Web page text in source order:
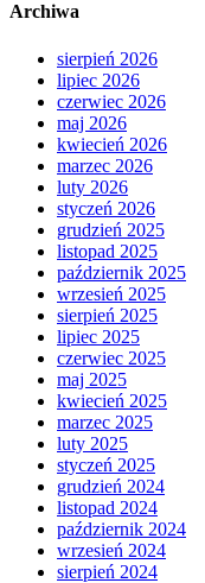
Archiwa
sierpień 2026
lipiec 2026
czerwiec 2026
maj 2026
kwiecień 2026
marzec 2026
luty 2026
styczeń 2026
grudzień 2025
listopad 2025
październik 2025
wrzesień 2025
sierpień 2025
lipiec 2025
czerwiec 2025
maj 2025
kwiecień 2025
marzec 2025
luty 2025
styczeń 2025
grudzień 2024
listopad 2024
październik 2024
wrzesień 2024
sierpień 2024